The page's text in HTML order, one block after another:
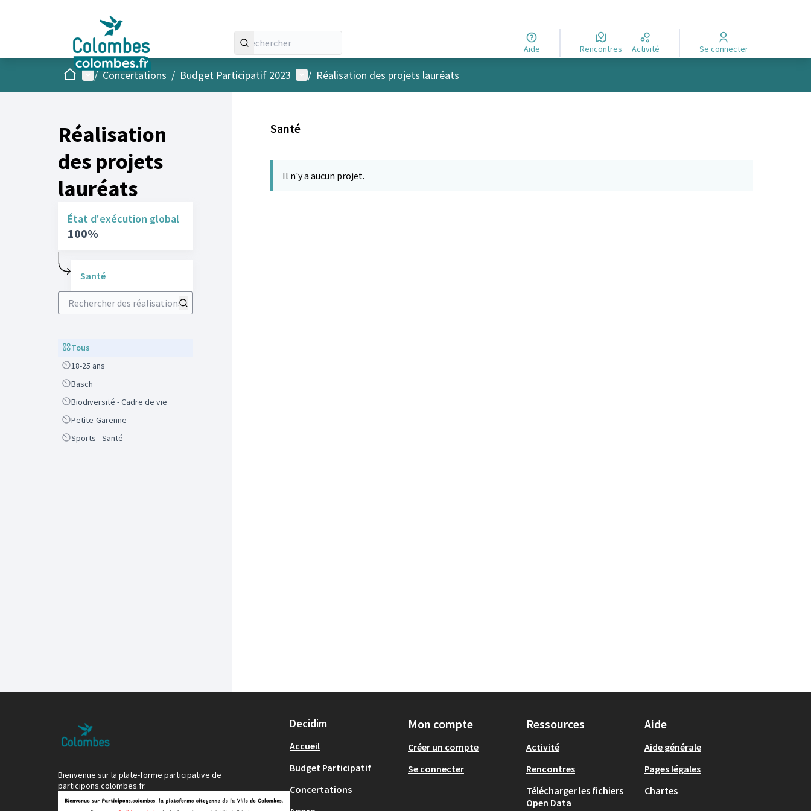
Aide Rencontres Activité Se connecter
AccueilMenu principal
/ Concertations / Budget Participatif 2023 Menu utilisateur
/ Réalisation des projets lauréats
Réalisation
des projets
lauréats
État d'exécution global
100%
Santé
Rechercher des réalisations
ScopeTous
Scope18-25 ans
ScopeBasch
ScopeBiodiversité - Cadre de vie
ScopePetite-Garenne
ScopeSports - Santé
Santé
Il n'y a aucun projet.
Bienvenue sur la plate-forme participative de
participons.colombes.fr.
Decidim
Accueil
Budget Participatif
Concertations
Mon compte
Créer un compte
Se connecter
Ressources
Activité
Rencontres
Télécharger les fichiers
Open Data
Aide
Aide générale
Pages légales
Chartes